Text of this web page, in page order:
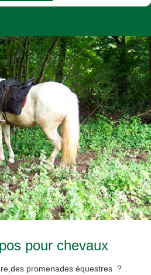
pour chevaux
promenades équestres ?